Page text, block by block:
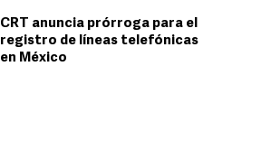
CRT anuncia prórroga para el
registro de líneas telefónicas
en México